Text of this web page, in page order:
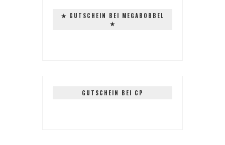
✭ GUTSCHEIN BEI MEGABOBBEL
✭
GUTSCHEIN BEI CP